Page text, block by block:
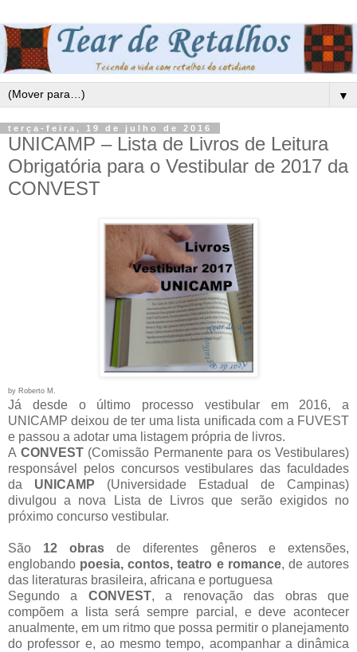
▼
terça-feira, 19 de julho de 2016
UNICAMP – Lista de Livros de Leitura
Obrigatória para o Vestibular de 2017 da
CONVEST
by Roberto M.
Já desde o último processo vestibular em 2016, a
UNICAMP deixou de ter uma lista unificada com a FUVEST
e passou a adotar uma listagem própria de livros.
A CONVEST(Comissão Permanente para os Vestibulares)
responsável pelos concursos vestibulares das faculdades
da UNICAMP (Universidade Estadual de Campinas)
divulgou a nova Lista de Livros que serão exigidos no
próximo concurso vestibular.
São 12 obras de diferentes gêneros e extensões,
englobando poesia, contos, teatro e romance, de autores
das literaturas brasileira, africana e portuguesa
Segundo a CONVEST, a renovação das obras que
compõem a lista será sempre parcial, e deve acontecer
anualmente, em um ritmo que possa permitir o planejamento
do professor e, ao mesmo tempo, acompanhar a dinâmica